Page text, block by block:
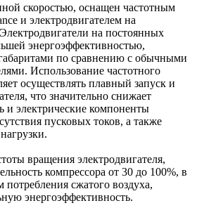
скоростью, оснащен частотным
и электродвигателем на
на постоянных
энергоэффективностью,
по сравнению с обычными
Использование частотного
осуществлять плавный запуск и
что значительно снижает
и электрические компоненты
пусковых токов, а также
вращения электродвигателя,
компрессора от 30 до 100%, в
потребления сжатого воздуха,
энергоэффективность.